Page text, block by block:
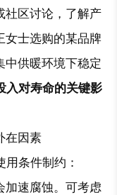
社区讨论，了解产
女士选购的某品牌
中供暖环境下稳定
入对寿命的关键影
在因素
条件制约：
加速腐蚀。可考虑